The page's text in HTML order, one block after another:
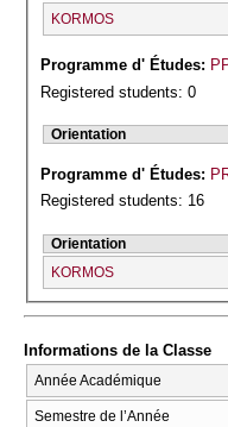
KORMOS
Programme d' Études:
Registered students: 0
Orientation
Programme d' Études:
Registered students: 16
Orientation
KORMOS
Informations de la Classe
Année Académique
Semestre de l’Année